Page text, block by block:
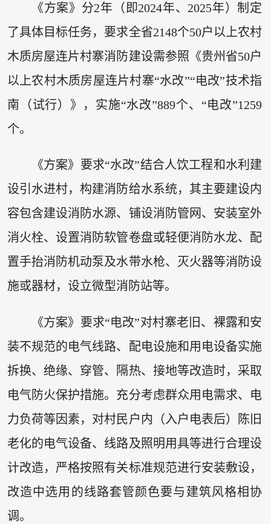
《方案》分2年（即2024年、2025年）制定
了具体目标任务，要求全省2148个50户以上农村
木质房屋连片村寨消防建设需参照《贵州省50户
以上农村木质房屋连片村寨“水改”“电改”技术指
南（试行）》，实施“水改”889个、“电改”1259
个。
《方案》要求“水改”结合人饮工程和水利建
设引水进村，构建消防给水系统，其主要建设内
容包含建设消防水源、铺设消防管网、安装室外
消火栓、设置消防软管卷盘或轻便消防水龙、配
置手抬消防机动泵及水带水枪、灭火器等消防设
施或器材，设立微型消防站等。
《方案》要求“电改”对村寨老旧、裸露和安
装不规范的电气线路、配电设施和用电设备实施
拆换、绝缘、穿管、隔热、接地等改造时，采取
电气防火保护措施。充分考虑群众用电需求、电
力负荷等因素，对村民户内（入户电表后）陈旧
老化的电气设备、线路及照明用具等进行合理设
计改造，严格按照有关标准规范进行安装敷设，
改造中选用的线路套管颜色要与建筑风格相协
调。